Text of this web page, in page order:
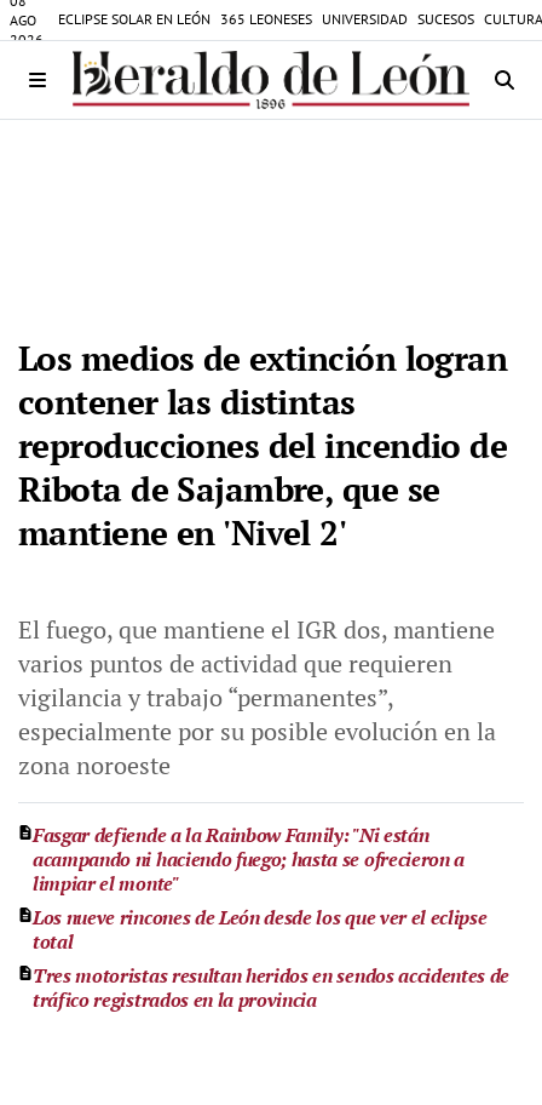
AGO
2026
ECLIPSE SOLAR EN LEÓN 365 LEONESES UNIVERSIDAD SUCESOS
Los medios de extinción logran
contener las distintas
reproducciones del incendio de
Ribota de Sajambre, que se
mantiene en 'Nivel 2'
El fuego, que mantiene el IGR dos, mantiene
varios puntos de actividad que requieren
vigilancia y trabajo “permanentes”,
especialmente por su posible evolución en la
zona noroeste
Fasgar defiende a la Rainbow Family: "Ni están
acampando ni haciendo fuego; hasta se ofrecieron a
limpiar el monte"
Los nueve rincones de León desde los que ver el eclipse
total
Tres motoristas resultan heridos en sendos accidentes de
tráfico registrados en la provincia